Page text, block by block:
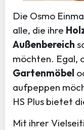
Die Osmo
alle, die ihre
Außenbereich
möchten. Egal,
Gartenmöbel
aufpeppen
HS Plus bietet
Mit ihrer